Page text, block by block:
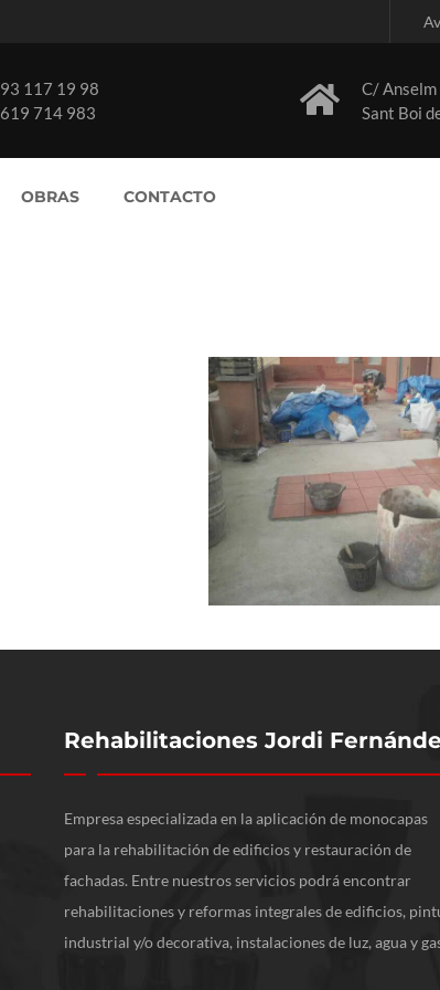
93 117 19 98
619 714 983
C/
Sant Boi
OBRAS CONTACTO
Rehabilitaciones Jordi
Empresa especializada en la aplicación de monocapas
para la rehabilitación de edificios y restauración de
fachadas. Entre nuestros servicios podrá encontrar
rehabilitaciones y reformas integrales de edificios,
industrial y/o decorativa, instalaciones de luz, agua y